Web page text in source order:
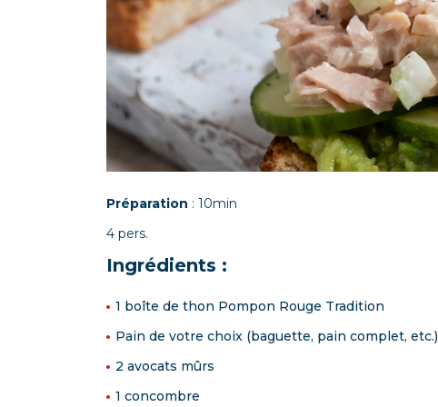
Préparation : 10min
4 pers.
Ingrédients :
1 boîte de thon Pompon Rouge Tradition
Pain de votre choix (baguette, pain complet, etc.)
2 avocats mûrs
1 concombre